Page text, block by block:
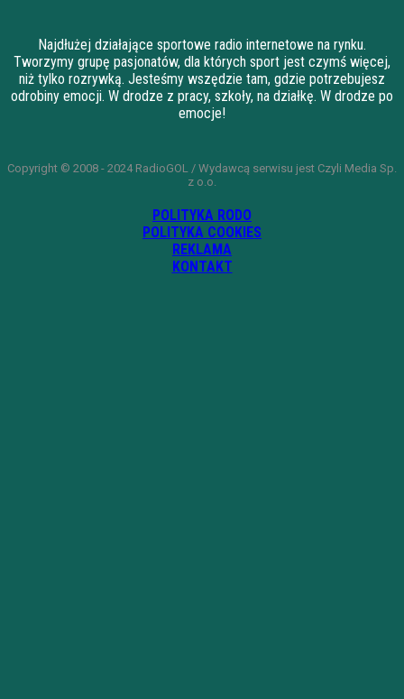
Najdłużej działające sportowe radio internetowe na rynku.
Tworzymy grupę pasjonatów, dla których sport jest czymś więcej,
niż tylko rozrywką. Jesteśmy wszędzie tam, gdzie potrzebujesz
odrobiny emocji. W drodze z pracy, szkoły, na działkę. W drodze po
emocje!
Copyright © 2008 - 2024 RadioGOL / Wydawcą serwisu jest Czyli Media Sp.
z o.o.
POLITYKA RODO
POLITYKA COOKIES
REKLAMA
KONTAKT